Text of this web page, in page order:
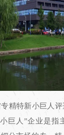
精特新小巨人
巨人”企业是指